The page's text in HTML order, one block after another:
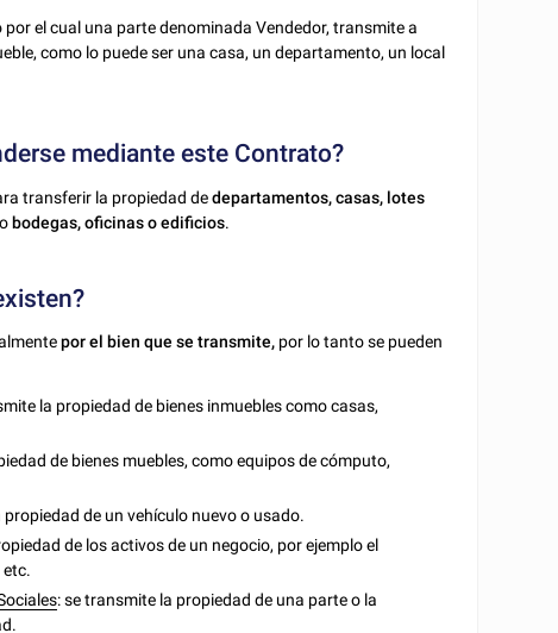
por el cual una parte denominada Vendedor, transmite a
como lo puede ser una casa, un departamento, un local
mediante este Contrato?
transferir la propiedad dedepartamentos, casas, lotes
bodegas, oficinas o edificios.
por el bien que se transmite, por lo tanto se pueden
la propiedad de bienes inmuebles como casas,
de bienes muebles, como equipos de cómputo,
propiedad de un vehículo nuevo o usado.
de los activos de un negocio, por ejemplo el
etc.
: se transmite la propiedad de una parte o la